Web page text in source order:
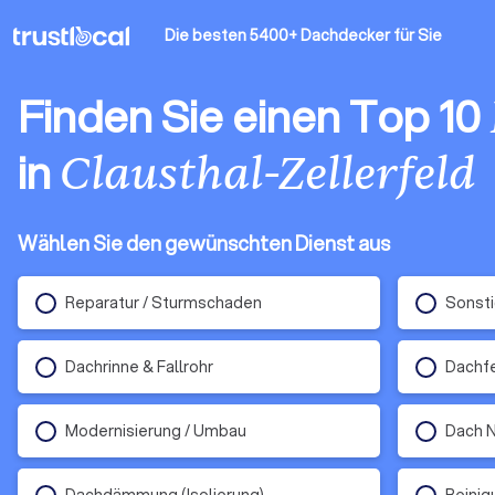
Die besten 5400+ Dachdecker für Sie
Finden Sie einen Top 10
inClausthal-Zellerfeld
Wählen Sie den gewünschten Dienst aus
Reparatur / Sturmschaden
Dachrinne & Fallrohr
Modernisierung / Umbau Dach